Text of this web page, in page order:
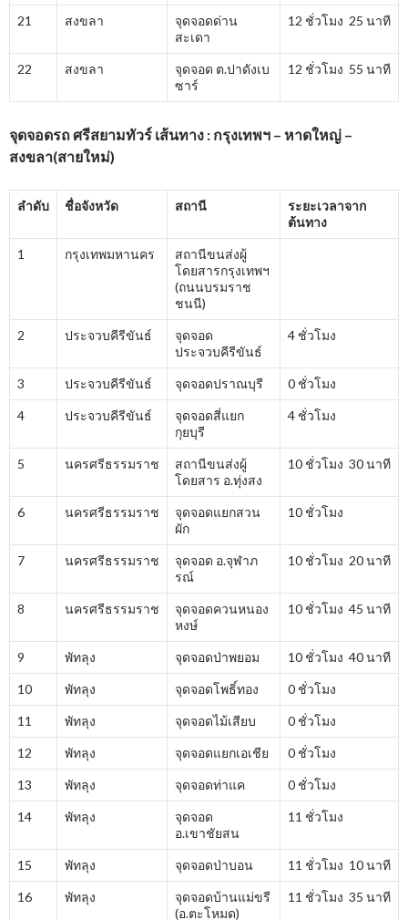
21 สงขลา
จุดจอดด่าน
สะเดา
12 ชั่วโมง 25 นาที
22 สงขลา
จุดจอด ต.ปาดังเบ
ซาร์
12 ชั่วโมง 55 นาที
จุดจอดรถ ศรีสยามทัวร์ เส้นทาง : กรุงเทพฯ – หาดใหญ่ –
สงขลา(สายใหม่)
ลำดับ ชื่อจังหวัด สถานี
ระยะเวลาจาก
ต้นทาง
1 กรุงเทพมหานคร
สถานีขนส่งผู้
โดยสารกรุงเทพฯ
(ถนนบรมราช
ชนนี)
2 ประจวบคีรีขันธ์
จุดจอด
ประจวบคีรีขันธ์
4 ชั่วโมง
3 ประจวบคีรีขันธ์ จุดจอดปราณบุรี 0 ชั่วโมง
4 ประจวบคีรีขันธ์
จุดจอดสี่แยก
กุยบุรี
4 ชั่วโมง
5 นครศรีธรรมราช
สถานีขนส่งผู้
โดยสาร อ.ทุ่งสง
10 ชั่วโมง 30 นาที
6 นครศรีธรรมราช
จุดจอดแยกสวน
ผัก
10 ชั่วโมง
7 นครศรีธรรมราช
จุดจอด อ.จุฬาภ
รณ์
10 ชั่วโมง 20 นาที
8 นครศรีธรรมราช
จุดจอดควนหนอง
หงษ์
10 ชั่วโมง 45 นาที
9 พัทลุง จุดจอดป่าพยอม 10 ชั่วโมง 40 นาที
10 พัทลุง จุดจอดโพธิ์ทอง 0 ชั่วโมง
11 พัทลุง จุดจอดไม้เสียบ 0 ชั่วโมง
12 พัทลุง จุดจอดแยกเอเชีย 0 ชั่วโมง
13 พัทลุง จุดจอดท่าแค 0 ชั่วโมง
14 พัทลุง
จุดจอด
อ.เขาชัยสน
11 ชั่วโมง
15 พัทลุง จุดจอดป่าบอน 11 ชั่วโมง 10 นาที
16 พัทลุง
จุดจอดบ้านแม่ขรี
(อ.ตะโหมด)
11 ชั่วโมง 35 นาที